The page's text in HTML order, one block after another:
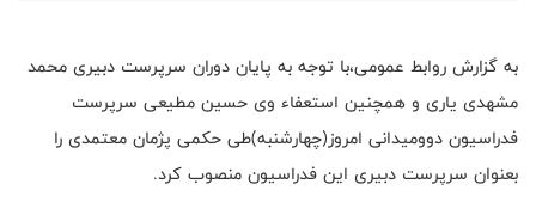
به گزارش روابط عمومی،با توجه به پایان دوران سرپرست دبیری محمد
مشهدی یاری و همچنین استعفاء وی حسین مطیعی سرپرست
فدراسیون دوومیدانی امروز(چهارشنبه)طی حکمی پژمان معتمدی را
بعنوان سرپرست دبیری این فدراسیون منصوب کرد.